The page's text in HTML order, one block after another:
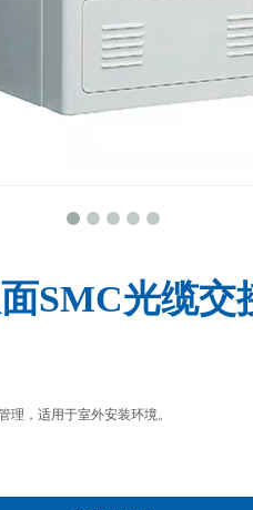
SMC光缆交
理，适用于室外安装环境。